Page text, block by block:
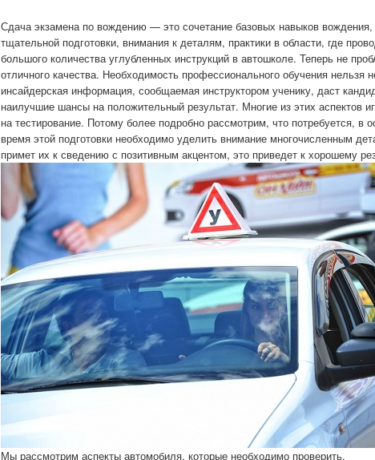
Сдача экзамена по вождению — это сочетание базовых навыков вождения,
тщательной подготовки, внимания к деталям, практики в области, где
большого количества углубленных инструкций в автошколе. Теперь не
отличного качества. Необходимость профессионального обучения нельзя
инсайдерская информация, сообщаемая инструктором ученику, даст
наилучшие шансы на положительный результат. Многие из этих аспектов
на тестирование. Потому более подробно рассмотрим, что потребуется, в
время этой подготовки необходимо уделить внимание многочисленным
примет их к сведению с позитивным акцентом, это приведет к хорошему
Мы рассмотрим аспекты автомобиля, которые необходимо проверить.